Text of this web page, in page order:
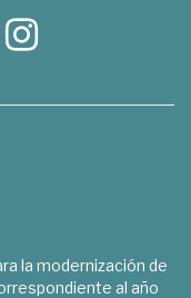
la modernización de
al año